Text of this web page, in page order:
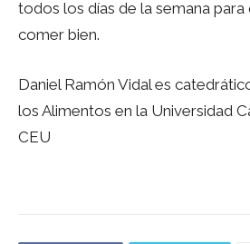
todos los días de la semana
comer bien.
Daniel Ramón Vidal es
los Alimentos en la Universidad
CEU